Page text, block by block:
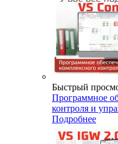
Быстрый
Программное
контроля и
Подробнее